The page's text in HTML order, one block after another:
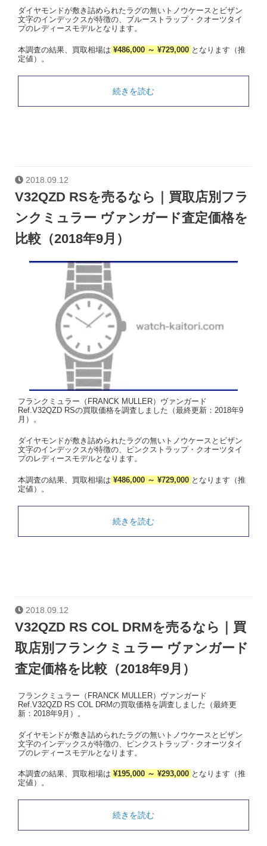
ダイヤモンドが敷き詰められたラグの無いトノウケースとビザン
文字のインデックスが特徴の、ブルーストラップ・クオーツタイ
プのレディースモデルとなります。
本調査の結果、買取相場は ¥486,000 ～ ¥729,000 となります（推
定値）。
続きを読む
2018.09.12
V32QZD RSを売るなら｜買取店別フラ
ンクミュラー ヴァンガード査定価格を
比較（2018年9月）
フランクミュラー（FRANCK MULLER）ヴァンガード
Ref.V32QZD RSの買取価格を調査しました（最終更新：2018年9
月）。
ダイヤモンドが敷き詰められたラグの無いトノウケースとビザン
文字のインデックスが特徴の、ピンクストラップ・クオーツタイ
プのレディースモデルとなります。
本調査の結果、買取相場は ¥486,000 ～ ¥729,000 となります（推
定値）。
続きを読む
2018.09.12
V32QZD RS COL DRMを売るなら｜買
取店別フランクミュラー ヴァンガード
査定価格を比較（2018年9月）
フランクミュラー（FRANCK MULLER）ヴァンガード
Ref.V32QZD RS COL DRMの買取価格を調査しました（最終更
新：2018年9月）。
ダイヤモンドが敷き詰められたラグの無いトノウケースとビザン
文字のインデックスが特徴の、ピンクストラップ・クオーツタイ
プのレディースモデルとなります。
本調査の結果、買取相場は ¥195,000 ～ ¥293,000 となります（推
定値）。
続きを読む